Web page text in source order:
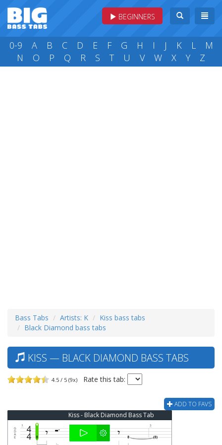
BEGINNERS
0-9 A B C D E F G H I J K L
M
N
O P Q R S T U V W X Y Z
Bass Tabs Artists: K
Kiss bass tabs
Black Diamond bass tabs
KISS — BLACK DIAMOND BASS TABS
4.5 / 5 (9x) Rate this tab:
ADD TO FAVS
Kiss - Black Diamond Bass Tab